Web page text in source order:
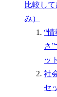
比較し
み）
“
さ
ッ
社
セ